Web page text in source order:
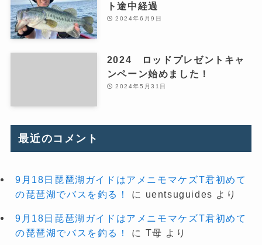
ト途中経過
2024年6月9日
2024 ロッドプレゼントキャ
ンペーン始めました！
2024年5月31日
最近のコメント
9月18日琵琶湖ガイドはアメニモマケズT君初めて
の琵琶湖でバスを釣る！
に uentsuguides より
9月18日琵琶湖ガイドはアメニモマケズT君初めて
の琵琶湖でバスを釣る！
に T母 より